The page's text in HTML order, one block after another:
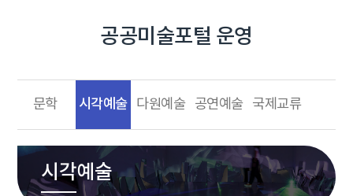
공공미술포털 운영
문학 시각예술 다원예술 공연예술 국제교류
시각예술